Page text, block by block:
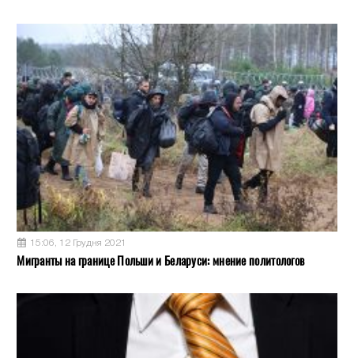
15:06, 12 Грудня 2021
Мигранты на границе Польши и Беларуси: мнение политологов